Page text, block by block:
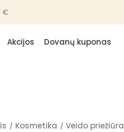
€
Akcijos Dovanų kuponas
Kosmetika Veido priežiūra